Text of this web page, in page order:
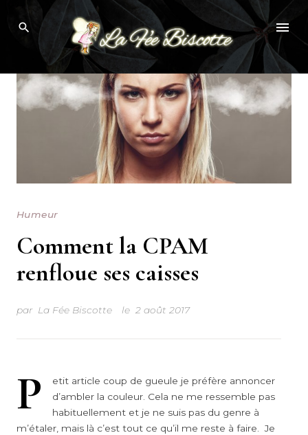
content
Humeur
Comment la CPAM
renfloue ses caisses
par La Fée Biscotte le 2 août 2017
P
etit article coup de gueule je préfère annoncer
d’ambler la couleur. Cela ne me ressemble pas
habituellement et je ne suis pas du genre à
m’étaler, mais là c’est tout ce qu’il me reste à faire. Je